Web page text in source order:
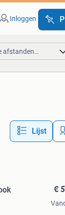
Inloggen
afstanden…
Lijst
€